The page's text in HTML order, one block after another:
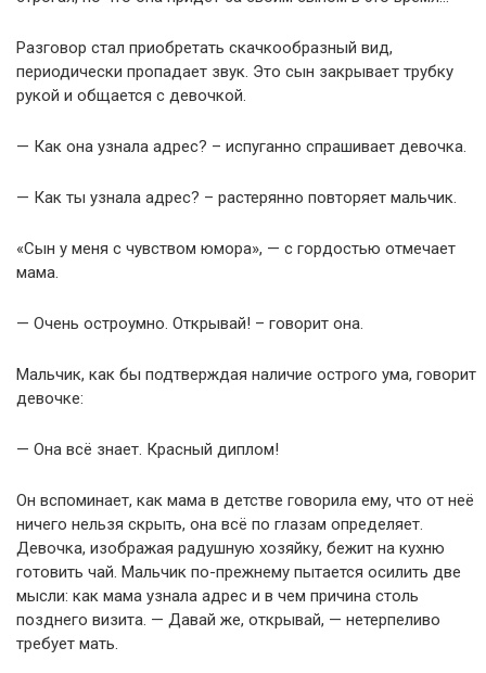
Разговор стал приобретать скачкообразный вид,
периодически пропадает звук. Это сын закрывает трубку
рукой и общается с девочкой.
— Как она узнала адрес? – испуганно спрашивает девочка.
— Как ты узнала адрес? – растерянно повторяет мальчик.
«Сын у меня с чувством юмора», — с гордостью отмечает
мама.
— Очень остроумно. Открывай! – говорит она.
Мальчик, как бы подтверждая наличие острого ума, говорит
девочке:
— Она всё знает. Красный диплом!
Он вспоминает, как мама в детстве говорила ему, что от неё
ничего нельзя скрыть, она всё по глазам определяет.
Девочка, изображая радушную хозяйку, бежит на кухню
готовить чай. Мальчик по-прежнему пытается осилить две
мысли: как мама узнала адрес и в чем причина столь
позднего визита. — Давай же, открывай, — нетерпеливо
требует мать.